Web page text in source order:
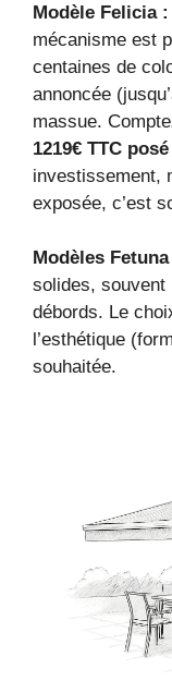
Modèle Felicia :
mécanisme est
centaines de
annoncée
massue.
1219€ TTC posé
investissement,
exposée, c’est
Modèles
solides, souvent
débords. Le
l’esthétique
souhaitée.